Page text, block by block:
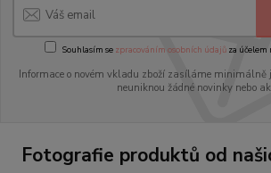
Souhlasím se zpracováním osobních údajůza účelem
Informace o novém vkladu zboží zasíláme minimálně
neuniknou žádné novinky nebo
Fotografie produktů od